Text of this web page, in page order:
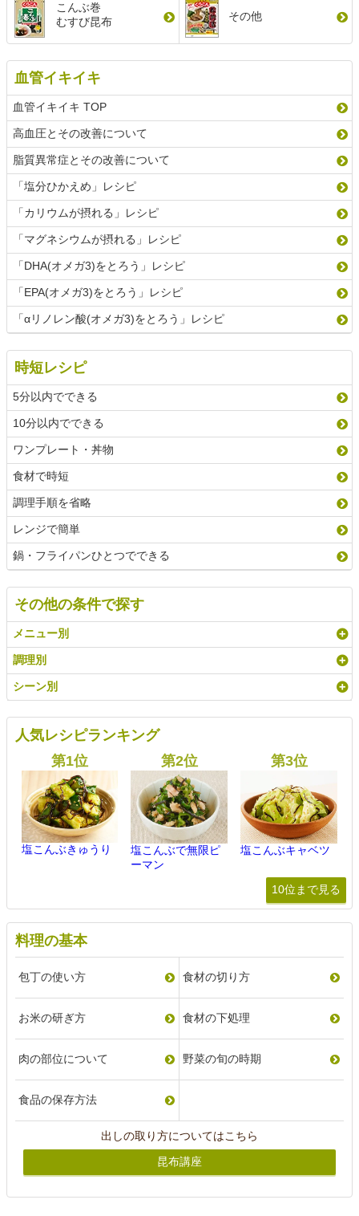
こんぶ巻
むすび昆布
その他
血管イキイキ
血管イキイキ TOP
高血圧とその改善について
脂質異常症とその改善について
「塩分ひかえめ」レシピ
「カリウムが摂れる」レシピ
「マグネシウムが摂れる」レシピ
「DHA(オメガ3)をとろう」レシピ
「EPA(オメガ3)をとろう」レシピ
「αリノレン酸(オメガ3)をとろう」レシピ
時短レシピ
5分以内でできる
10分以内でできる
ワンプレート・丼物
食材で時短
調理手順を省略
レンジで簡単
鍋・フライパンひとつでできる
その他の条件で探す
メニュー別
調理別
シーン別
人気レシピランキング
塩こんぶきゅうり
塩こんぶで無限ピ
ーマン
塩こんぶキャベツ
10位まで見る
料理の基本
包丁の使い方 食材の切り方
お米の研ぎ方 食材の下処理
肉の部位について 野菜の旬の時期
食品の保存方法
出しの取り方についてはこちら
昆布講座